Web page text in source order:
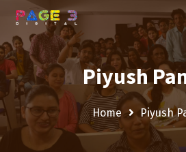
Piyush
Home Piyush